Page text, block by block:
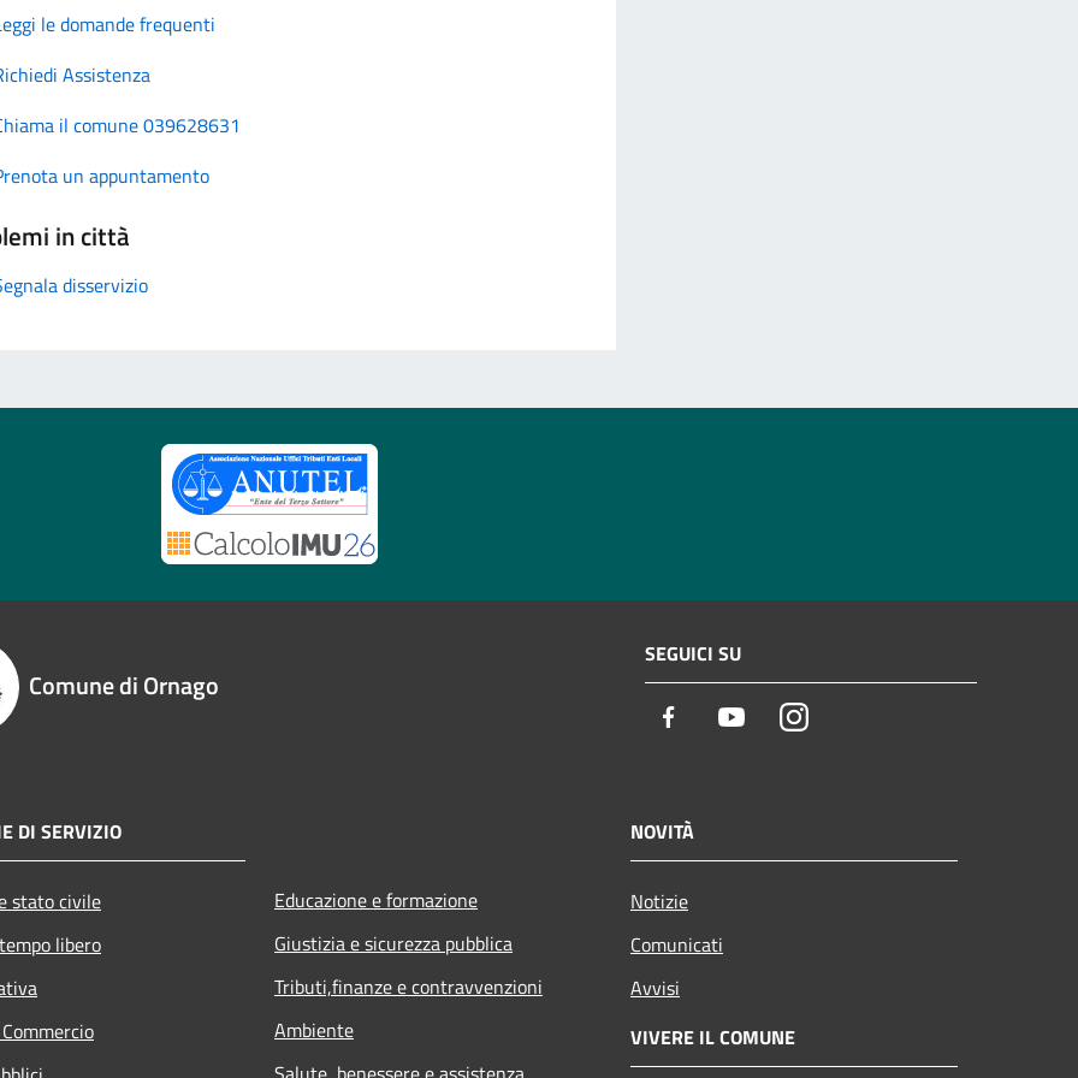
le domande frequenti
Assistenza
il comune 039628631
un appuntamento
in città
disservizio
Comune di Ornago
SEGUICI SU
Facebook YoutubeInstagram
DI SERVIZIO
stato civile
libero
Educazione e formazione
Giustizia e sicurezza pubblica
Tributi,finanze e contravvenzioni
Ambiente
NOVITÀ
Notizie
Comunicati
Avvisi
VIVERE IL COMUNE